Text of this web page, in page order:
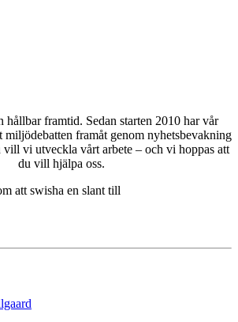
hållbar framtid. Sedan starten 2010 har vår
framåt genom nyhetsbevakning
vi utveckla vårt arbete – och vi hoppas att
du vill hjälpa oss.
att swisha en slant till